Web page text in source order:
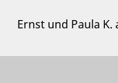
Ernst und Paula K.